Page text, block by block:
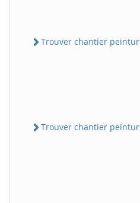
Trouver chantier
Trouver chantier